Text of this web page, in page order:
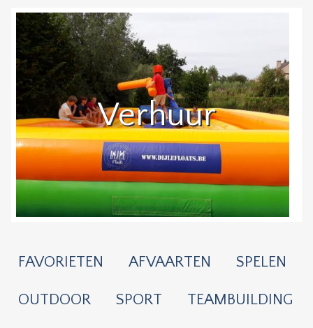
Verhuur
FAVORIETEN AFVAARTEN SPELEN
OUTDOOR SPORT TEAMBUILDING